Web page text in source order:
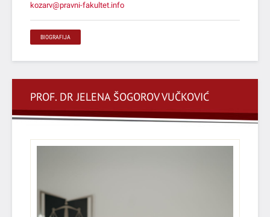
kozarv@pravni-fakultet.info
BIOGRAFIJA
PROF. DR JELENA ŠOGOROV VUČKOVIĆ